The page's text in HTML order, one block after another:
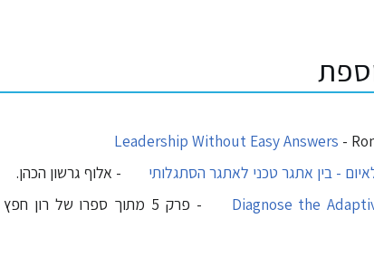
Leadership Without Easy Answers -
- בין אתגר טכני לאתגר הסתגלותי
- אלוף גרשון הכהן.
Diagnose the
- פרק 5 מתוך ספרו של רון חפץ